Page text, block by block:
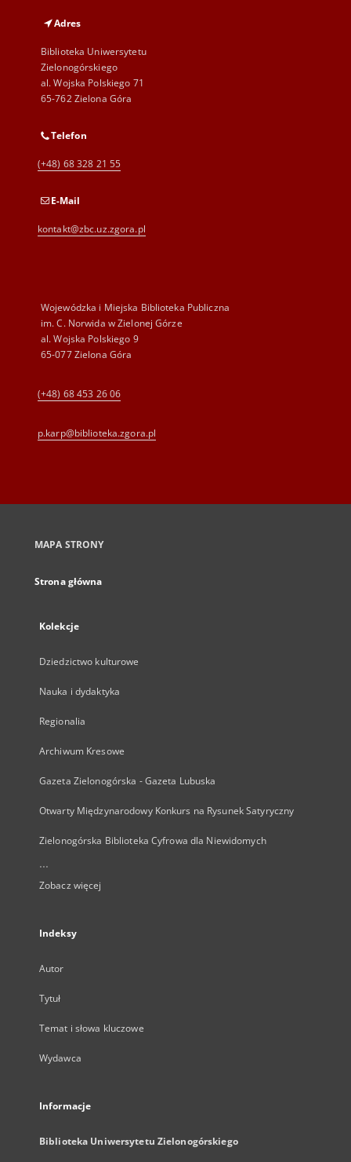
Adres
Biblioteka Uniwersytetu
Zielonogórskiego
al. Wojska Polskiego 71
65-762 Zielona Góra
Telefon
(+48) 68 328 21 55
E-Mail
kontakt@zbc.uz.zgora.pl
Wojewódzka i Miejska Biblioteka Publiczna
im. C. Norwida w Zielonej Górze
al. Wojska Polskiego 9
65-077 Zielona Góra
(+48) 68 453 26 06
p.karp@biblioteka.zgora.pl
MAPA STRONY
Strona główna
Kolekcje
Dziedzictwo kulturowe
Nauka i dydaktyka
Regionalia
Archiwum Kresowe
Gazeta Zielonogórska - Gazeta Lubuska
Otwarty Międzynarodowy Konkurs na Rysunek Satyryczny
Zielonogórska Biblioteka Cyfrowa dla Niewidomych
...
Zobacz więcej
Indeksy
Autor
Tytuł
Temat i słowa kluczowe
Wydawca
Informacje
Biblioteka Uniwersytetu Zielonogórskiego